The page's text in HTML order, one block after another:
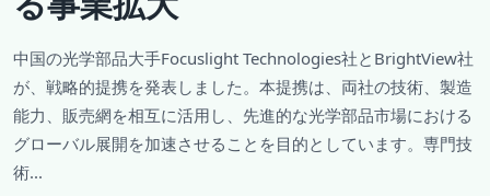
中国の光学部品大手Focuslight Technologies社とBrightView社
が、戦略的提携を発表しました。本提携は、両社の技術、製造
能力、販売網を相互に活用し、先進的な光学部品市場における
グローバル展開を加速させることを目的としています。専門技
術...